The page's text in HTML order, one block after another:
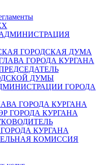
ГОРОДСКАЯ ДУМА
ГОРОДА КУРГАНА
ДУМЫ
ГОРОДА
ГОРОДА КУРГАНА
ГОРОДА КУРГАНА
КУРГАНА
КОМИССИЯ